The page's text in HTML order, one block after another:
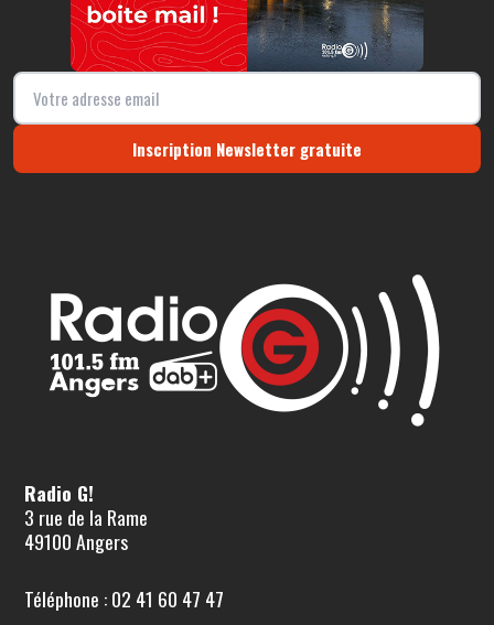
Inscription Newsletter gratuite
Radio G!
3 rue de la Rame
49100 Angers
Téléphone : 02 41 60 47 47